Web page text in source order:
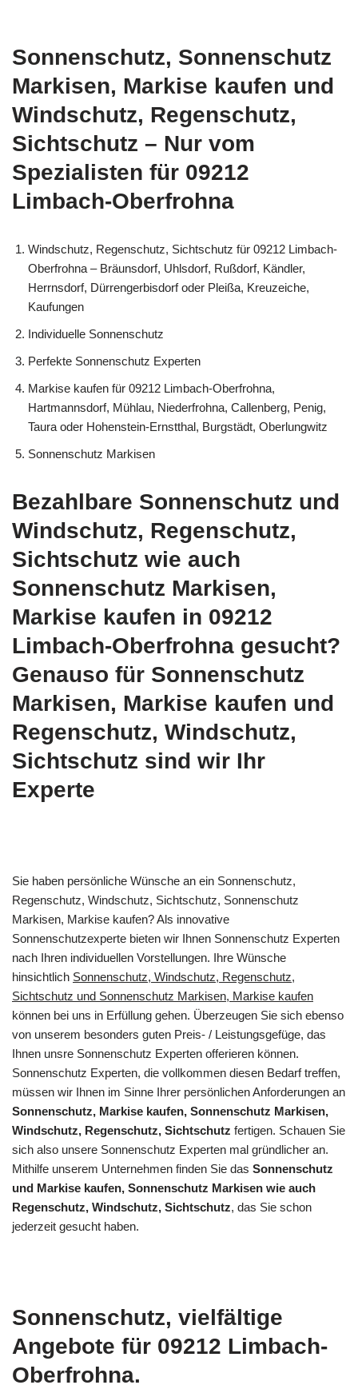
Sonnenschutz, Sonnenschutz
Markisen, Markise kaufen und
Windschutz, Regenschutz,
Sichtschutz – Nur vom
Spezialisten für 09212
Limbach-Oberfrohna
Windschutz, Regenschutz, Sichtschutz für 09212 Limbach-
Oberfrohna – Bräunsdorf, Uhlsdorf, Rußdorf, Kändler,
Herrnsdorf, Dürrengerbisdorf oder Pleißa, Kreuzeiche,
Kaufungen
Individuelle Sonnenschutz
Perfekte Sonnenschutz Experten
Markise kaufen für 09212 Limbach-Oberfrohna,
Hartmannsdorf, Mühlau, Niederfrohna, Callenberg, Penig,
Taura oder Hohenstein-Ernstthal, Burgstädt, Oberlungwitz
Sonnenschutz Markisen
Bezahlbare Sonnenschutz und
Windschutz, Regenschutz,
Sichtschutz wie auch
Sonnenschutz Markisen,
Markise kaufen in 09212
Limbach-Oberfrohna gesucht?
Genauso für Sonnenschutz
Markisen, Markise kaufen und
Regenschutz, Windschutz,
Sichtschutz sind wir Ihr
Experte
Sie haben persönliche Wünsche an ein Sonnenschutz,
Regenschutz, Windschutz, Sichtschutz, Sonnenschutz
Markisen, Markise kaufen? Als innovative
Sonnenschutzexperte bieten wir Ihnen Sonnenschutz Experten
nach Ihren individuellen Vorstellungen. Ihre Wünsche
hinsichtlich Sonnenschutz, Windschutz, Regenschutz,
Sichtschutz und Sonnenschutz Markisen, Markise kaufen
können bei uns in Erfüllung gehen. Überzeugen Sie sich ebenso
von unserem besonders guten Preis- / Leistungsgefüge, das
Ihnen unsre Sonnenschutz Experten offerieren können.
Sonnenschutz Experten, die vollkommen diesen Bedarf treffen,
müssen wir Ihnen im Sinne Ihrer persönlichen Anforderungen an
Sonnenschutz, Markise kaufen, Sonnenschutz Markisen,
Windschutz, Regenschutz, Sichtschutz fertigen. Schauen Sie
sich also unsere Sonnenschutz Experten mal gründlicher an.
Mithilfe unserem Unternehmen finden Sie das Sonnenschutz
und Markise kaufen, Sonnenschutz Markisen wie auch
Regenschutz, Windschutz, Sichtschutz, das Sie schon
jederzeit gesucht haben.
Sonnenschutz, vielfältige
Angebote für 09212 Limbach-
Oberfrohna.